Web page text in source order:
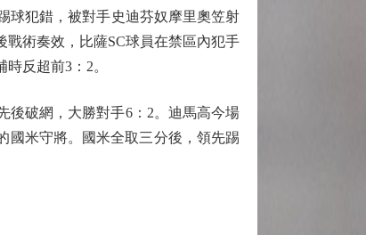
犯錯，被對手史迪芬奴摩里奧笠射
戰術奏效，比薩SC球員在禁區內犯手
反超前3：2。
破網，大勝對手6：2。迪馬高今場
國米守將。國米全取三分後，領先踢